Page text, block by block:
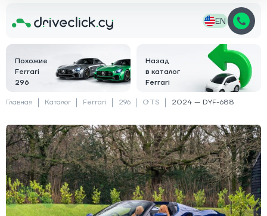
EN
Похожие
Ferrari
296
Назад
в каталог
Ferrari
Главная Каталог Ferrari 296 GTS 2024 — DYF-688